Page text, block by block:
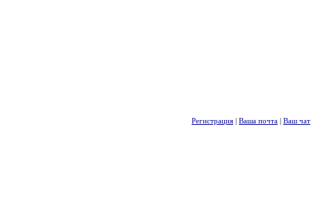
Регистрация | Ваша почта | Ваш чат